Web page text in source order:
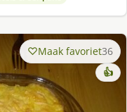
Maak favoriet36
👍